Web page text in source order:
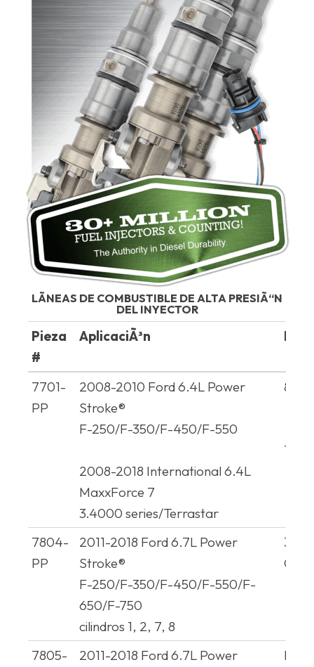
LÃNEAS DE COMBUSTIBLE DE ALTA PRESIÃ“N
DEL INYECTOR
Pieza
#
AplicaciÃ³n
Pieza
#
AplicaciÃ³n
7701-
PP
2008-2010 Ford 6.4L Power
Stroke®
F-250/F-350/F-450/F-550
2008-2018 International 6.4L
MaxxForce 7
3.4000 series/Terrastar
7804-
PP
2011-2018 Ford 6.7L Power
Stroke®
F-250/F-350/F-450/F-550/F-
650/F-750
cilindros 1, 2, 7, 8
7805-
2011-2018 Ford 6.7L Power